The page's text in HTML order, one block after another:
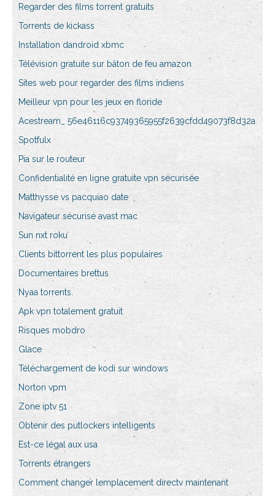
Regarder des films torrent gratuits
Torrents de kickass
Installation dandroid xbmc
Télévision gratuite sur bâton de feu amazon
Sites web pour regarder des films indiens
Meilleur vpn pour les jeux en floride
Acestream_ 56e46116c93749365955f2639cfdd49073f8d32a
Spotfulx
Pia sur le routeur
Confidentialité en ligne gratuite vpn sécurisée
Matthysse vs pacquiao date
Navigateur sécurisé avast mac
Sun nxt roku
Clients bittorrent les plus populaires
Documentaires brettus
Nyaa torrents.
Apk vpn totalement gratuit
Risques mobdro
Glace
Téléchargement de kodi sur windows
Norton vpm
Zone iptv 51
Obtenir des putlockers intelligents
Est-ce légal aux usa
Torrents étrangers
Comment changer lemplacement directv maintenant